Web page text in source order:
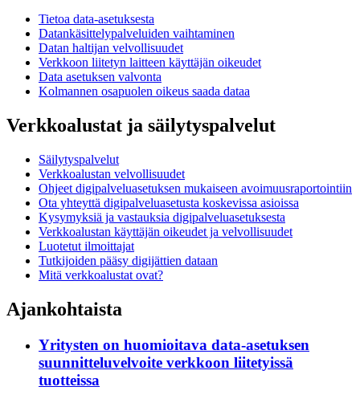
Tietoa data-asetuksesta
Datankäsittelypalveluiden vaihtaminen
Datan haltijan velvollisuudet
Verkkoon liitetyn laitteen käyttäjän oikeudet
Data asetuksen valvonta
Kolmannen osapuolen oikeus saada dataa
Verkkoalustat ja säilytyspalvelut
Säilytyspalvelut
Verkkoalustan velvollisuudet
Ohjeet digipalveluasetuksen mukaiseen avoimuusraportointiin
Ota yhteyttä digipalveluasetusta koskevissa asioissa
Kysymyksiä ja vastauksia digipalveluasetuksesta
Verkkoalustan käyttäjän oikeudet ja velvollisuudet
Luotetut ilmoittajat
Tutkijoiden pääsy digijättien dataan
Mitä verkkoalustat ovat?
Ajankohtaista
Yritysten on huomioitava data-asetuksen
suunnitteluvelvoite verkkoon liitetyissä
tuotteissa